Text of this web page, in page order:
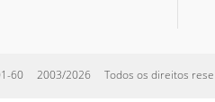
60 2003/2026 Todos os direitos